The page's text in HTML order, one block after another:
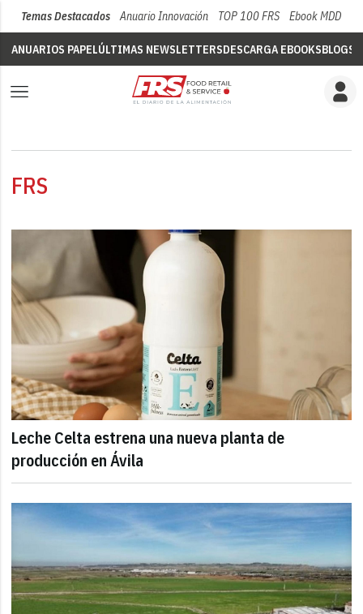
Temas Destacados Anuario Innovación TOP 100 FRS Ebook MDD
ANUARIOS PAPELÚLTIMAS NEWSLETTERSDESCARGA EBOOKSBLOGS
FRS
Leche Celta estrena una nueva planta de
producción en Ávila